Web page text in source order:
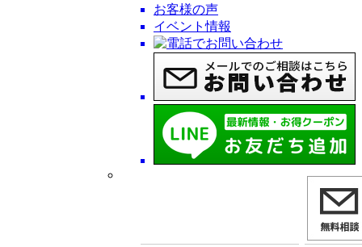
お客様の声
イベント情報